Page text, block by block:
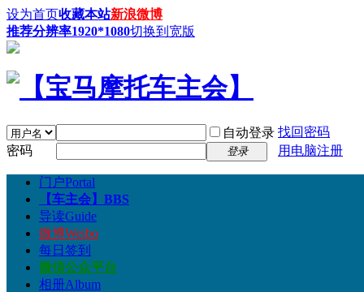
设为首页收藏本站新浪微博
推荐分辨率1920*1080切换到宽版
自动登录 找回密码
密码
登录 用电脑注册
门户Portal
【车主会】 BBS
导读Guide
微博Weibo
每日签到
微信公众平台
相册Album